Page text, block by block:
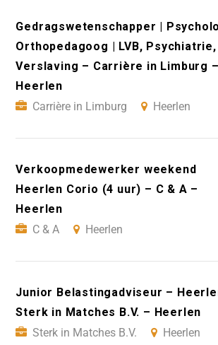
Gedragswetenschapper |
Orthopedagoog | LVB, Psychiatrie,
Verslaving – Carrière in Limburg –
Heerlen
Carrière in Limburg
Heerlen
Verkoopmedewerker weekend
Heerlen Corio (4 uur) – C & A –
Heerlen
C & A
Heerlen
Junior Belastingadviseur –
Sterk in Matches B.V. – Heerlen
Sterk in Matches B.V.
Heerlen